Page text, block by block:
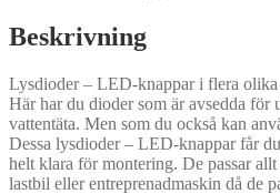
Beskrivning
Lysdioder – LED-knappar i flera olika
Här har du dioder som är avsedda för
vattentäta. Men som du också kan
Dessa lysdioder – LED-knappar får
helt klara för montering. De passar
lastbil eller entreprenadmaskin då de